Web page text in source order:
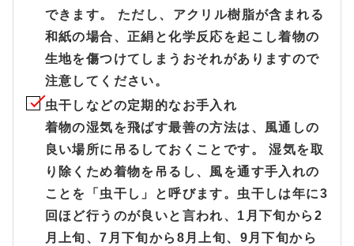
できます。 ただし、アクリル樹脂が含まれる
和紙の場合、正絹と化学反応を起こし着物の
生地を傷つけてしまうおそれがありますので
注意してください。
虫干しなどの定期的なお手入れ
着物の湿気を飛ばす最善の方法は、風通しの
良い場所に吊るしておくことです。 湿気を取
り除くため着物を吊るし、風を通す手入れの
ことを「虫干し」と呼びます。虫干しは年に3
回ほど行うのが良いと言われ、1月下旬から2
月上旬、7月下旬から8月上旬、9月下旬から